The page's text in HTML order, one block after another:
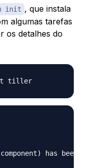
init , que instala
algumas tarefas
os detalhes do
has